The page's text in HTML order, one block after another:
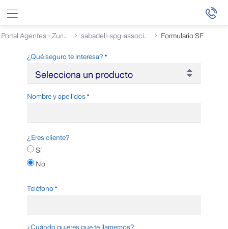
Saltar al contenido principal
Formulario SF
Zurich-Callmeback-Corporate
¿Qué seguro te interesa? Requerido
Nombre y apellidos Requerido
¿Eres cliente?
Sí
No
Teléfono Requerido
¿Cuándo quieres que te llamemos?